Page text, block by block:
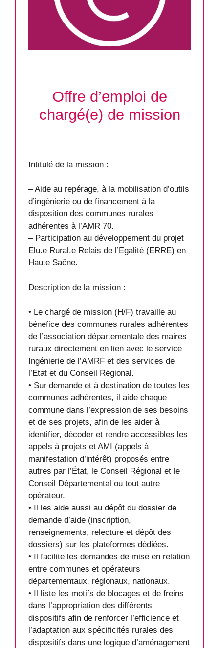
Offre d’emploi de
chargé(e) de mission
Intitulé de la mission :
– Aide au repérage, à la mobilisation d’outils
d’ingénierie ou de financement à la
disposition des communes rurales
adhérentes à l’AMR 70.
– Participation au développement du projet
Elu.e Rural.e Relais de l’Egalité (ERRE) en
Haute Saône.
Description de la mission :
• Le chargé de mission (H/F) travaille au
bénéfice des communes rurales adhérentes
de l’association départementale des maires
ruraux directement en lien avec le service
Ingénierie de l’AMRF et des services de
l’Etat et du Conseil Régional.
• Sur demande et à destination de toutes les
communes adhérentes, il aide chaque
commune dans l’expression de ses besoins
et de ses projets, afin de les aider à
identifier, décoder et rendre accessibles les
appels à projets et AMI (appels à
manifestation d’intérêt) proposés entre
autres par l’État, le Conseil Régional et le
Conseil Départemental ou tout autre
opérateur.
• Il les aide aussi au dépôt du dossier de
demande d’aide (inscription,
renseignements, relecture et dépôt des
dossiers) sur les plateformes dédiées.
• Il facilite les demandes de mise en relation
entre communes et opérateurs
départementaux, régionaux, nationaux.
• Il liste les motifs de blocages et de freins
dans l’appropriation des différents
dispositifs afin de renforcer l’efficience et
l’adaptation aux spécificités rurales des
dispositifs dans une logique d’aménagement